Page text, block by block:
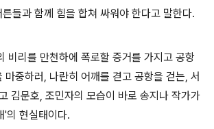
들과 함께 힘을 합쳐 싸워야 한다고 말한다.
비리를 만천하에 폭로할 증거를 가지고 공항
마중하러, 나란히 어깨를 겯고 공항을 걷는, 서
김문호, 조민자의 모습이 바로 송지나 작가가
'의 현실태이다.